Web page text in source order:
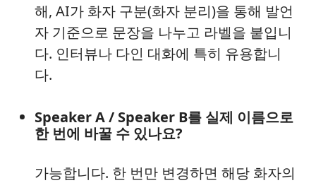
해, AI가 화자 구분(화자 분리)을 통해 발언
자 기준으로 문장을 나누고 라벨을 붙입니
다. 인터뷰나 다인 대화에 특히 유용합니
다.
Speaker A / Speaker B를 실제 이름으로
한 번에 바꿀 수 있나요?
가능합니다. 한 번만 변경하면 해당 화자의